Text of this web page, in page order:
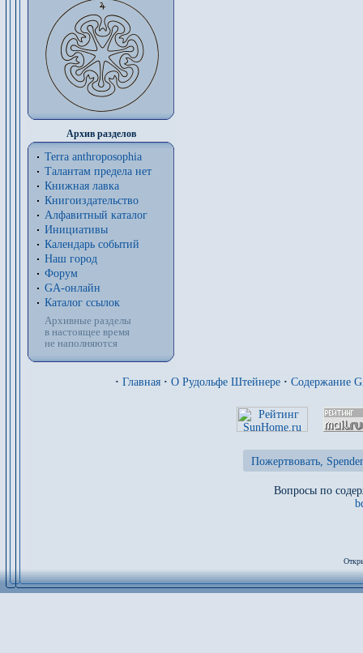
Архив разделов
Terra anthroposophia
Талантам предела нет
Книжная лавка
Книгоиздательство
Алфавитный каталог
Инициативы
Календарь событий
Наш город
Форум
GA-онлайн
Каталог ссылок
Архивные разделы
в настоящее время
не наполняются
· Главная · О Рудольфе Штейнере · Содержание
Пожертвовать,
Вопросы по